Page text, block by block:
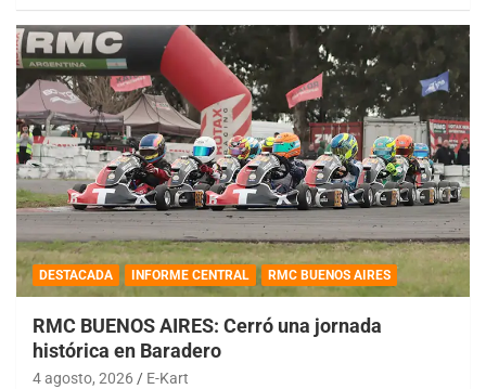
DESTACADA INFORME CENTRAL RMC BUENOS AIRES
RMC BUENOS AIRES: Cerró una jornada
histórica en Baradero
4 agosto, 2026 E-Kart